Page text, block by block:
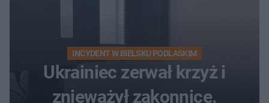
INCYDENT W BIELSKU PODLASKIM
Ukrainiec zerwał krzyż i
znieważył zakonnicę.